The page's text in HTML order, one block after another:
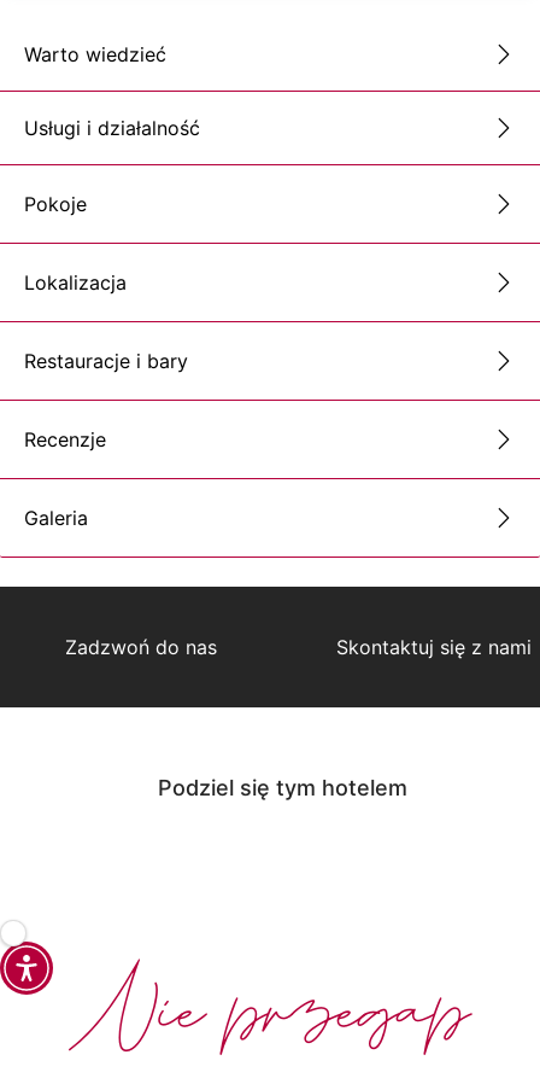
Warto wiedzieć
Usługi i działalność
Pokoje
Lokalizacja
Restauracje i bary
Recenzje
Galeria
Zadzwoń do nas Skontaktuj się z nami
Podziel się tym hotelem
Nie przegap